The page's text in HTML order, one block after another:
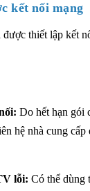
kết nối mạng
thiết lập kết
Do hết hạn gói
hệ nhà cung cấp
lỗi: Có thể dùng